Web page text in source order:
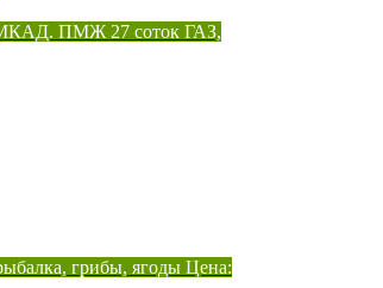
ПМЖ 27 соток ГАЗ,
грибы, ягоды Цена: